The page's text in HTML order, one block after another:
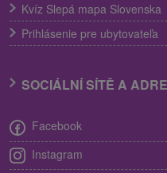
Kvíz Slepá mapa Slovenska
Prihlásenie pre ubytovateľa
SOCIÁLNÍ SÍTĚ A
Facebook
Instagram